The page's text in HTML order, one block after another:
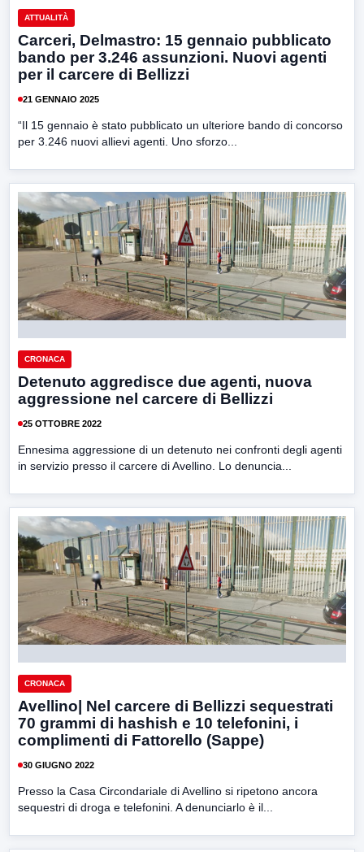
ATTUALITÀ
Carceri, Delmastro: 15 gennaio pubblicato
bando per 3.246 assunzioni. Nuovi agenti
per il carcere di Bellizzi
21 GENNAIO 2025
“Il 15 gennaio è stato pubblicato un ulteriore bando di concorso
per 3.246 nuovi allievi agenti. Uno sforzo...
CRONACA
Detenuto aggredisce due agenti, nuova
aggressione nel carcere di Bellizzi
25 OTTOBRE 2022
Ennesima aggressione di un detenuto nei confronti degli agenti
in servizio presso il carcere di Avellino. Lo denuncia...
CRONACA
Avellino| Nel carcere di Bellizzi sequestrati
70 grammi di hashish e 10 telefonini, i
complimenti di Fattorello (Sappe)
30 GIUGNO 2022
Presso la Casa Circondariale di Avellino si ripetono ancora
sequestri di droga e telefonini. A denunciarlo è il...